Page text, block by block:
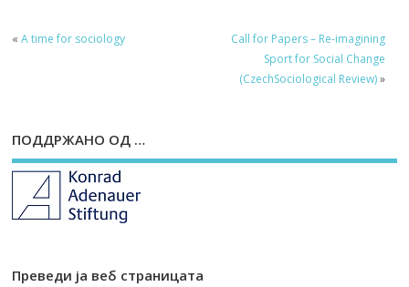
«A time for sociology
Call for Papers – Re-imagining
Sport for Social Change
(CzechSociological Review)»
ПОДДРЖАНО ОД …
Преведи ја веб страницата